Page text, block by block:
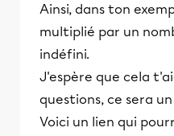
Ainsi, dans ton
multiplié par un
indéfini.
J'espère que cela
questions, ce sera
Voici un lien qui